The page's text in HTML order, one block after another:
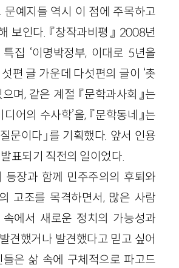
문예지들 역시 이 점에 주목하고
보인다. 『창작과비평』 2008년
집 ‘이명박정부, 이대로 5년을
편 글 가운데 다섯편의 글이 ‘촛
며, 같은 계절 『문학과사회』는
디어의 수사학’을, 『문학동네』는
질문이다」를 기획했다. 앞서 인용
표되기 직전의 일이었다.
등장과 함께 민주주의의 후퇴와
고조를 목격하면서, 많은 사람
에서 새로운 정치의 가능성과
견했거나 발견했다고 믿고 싶어
은 삶 속에 구체적으로 파고드